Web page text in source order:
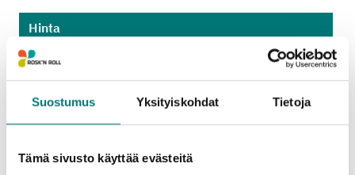
Suostumus Yksityiskohdat Tietoja
Tämä sivusto käyttää evästeitä
Hinta
0.30 € / kg
Vastaanottopaikat ja määrärajoitukset
Lohjan jätekeskus
: alle 200 l
Porvoon jätekeskus: alle 200 l